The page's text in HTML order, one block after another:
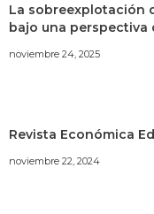
La sobreexplotación
bajo una
noviembre 24, 2025
Revista Económica
noviembre 22, 2024